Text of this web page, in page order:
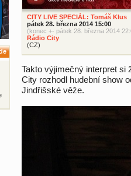
CITY LIVE SPECIÁL: Tomáš Klus
pátek 28. března 2014 15:00
(konec +- pátek 28. března 2014
Rádio City
(CZ)
Takto výjimečný interpret si
City rozhodl hudební show
Jindřišské věže.